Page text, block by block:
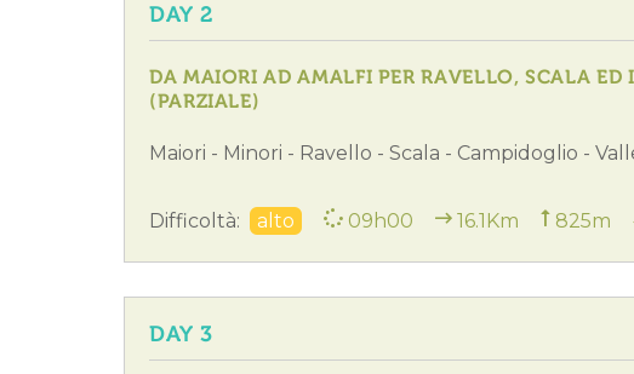
DAY 2
DA MAIORI AD AMALFI PER RAVELLO, SCALA ED
(PARZIALE)
Maiori - Minori - Ravello - Scala - Campidoglio -
Difficoltà: alto 09h00 16.1Km 825m
DAY 3